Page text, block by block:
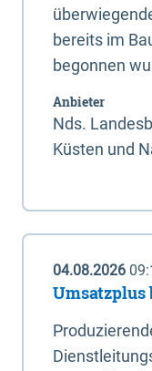
bereits im
begonnen
Anbieter
Nds.
Küsten und
04.08.2026
Umsatzplus